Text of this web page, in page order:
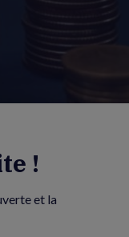
!
et la